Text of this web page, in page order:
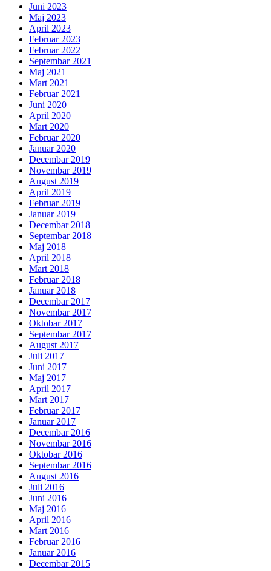
Juni 2023
Maj 2023
April 2023
Februar 2023
Februar 2022
Septembar 2021
Maj 2021
Mart 2021
Februar 2021
Juni 2020
April 2020
Mart 2020
Februar 2020
Januar 2020
Decembar 2019
Novembar 2019
August 2019
April 2019
Februar 2019
Januar 2019
Decembar 2018
Septembar 2018
Maj 2018
April 2018
Mart 2018
Februar 2018
Januar 2018
Decembar 2017
Novembar 2017
Oktobar 2017
Septembar 2017
August 2017
Juli 2017
Juni 2017
Maj 2017
April 2017
Mart 2017
Februar 2017
Januar 2017
Decembar 2016
Novembar 2016
Oktobar 2016
Septembar 2016
August 2016
Juli 2016
Juni 2016
Maj 2016
April 2016
Mart 2016
Februar 2016
Januar 2016
Decembar 2015